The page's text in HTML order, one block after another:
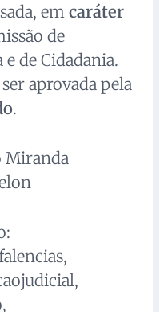
em caráter
de
de Cidadania.
aprovada pela
.
Miranda